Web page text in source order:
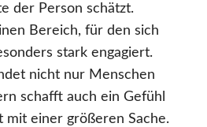
der Person schätzt.
Bereich, für den sich
stark engagiert.
nicht nur Menschen
schafft auch ein Gefühl
mit einer größeren Sache.